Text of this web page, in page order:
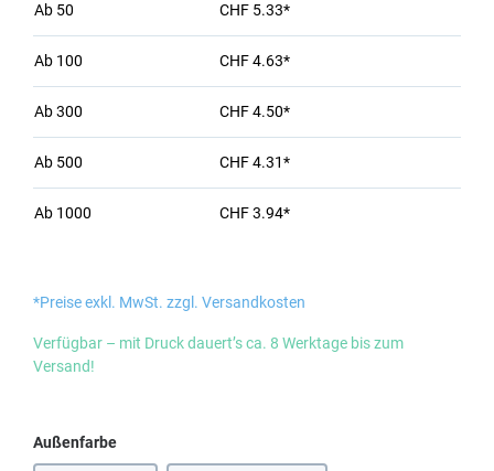
Ab 50 CHF 5.33*
Ab 100 CHF 4.63*
Ab300 CHF 4.50*
Ab 500 CHF 4.31*
Ab 1000 CHF 3.94*
*Preise exkl. MwSt. zzgl. Versandkosten
Verfügbar – mit Druck dauert’s ca. 8 Werktage bis zum
Versand!
Außenfarbeauswählen